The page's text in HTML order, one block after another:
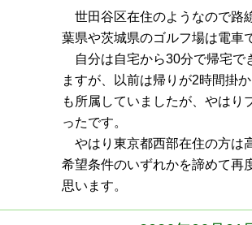
世田谷区在住のようなので路
葉県や茨城県のゴルフ場は電車
自分は自宅から30分で帰宅で
ますが、以前は帰りが2時間掛
も所属していましたが、やはり
ったです。
やはり東京都西部在住の方は
希望条件のいずれかを諦めて再
思います。